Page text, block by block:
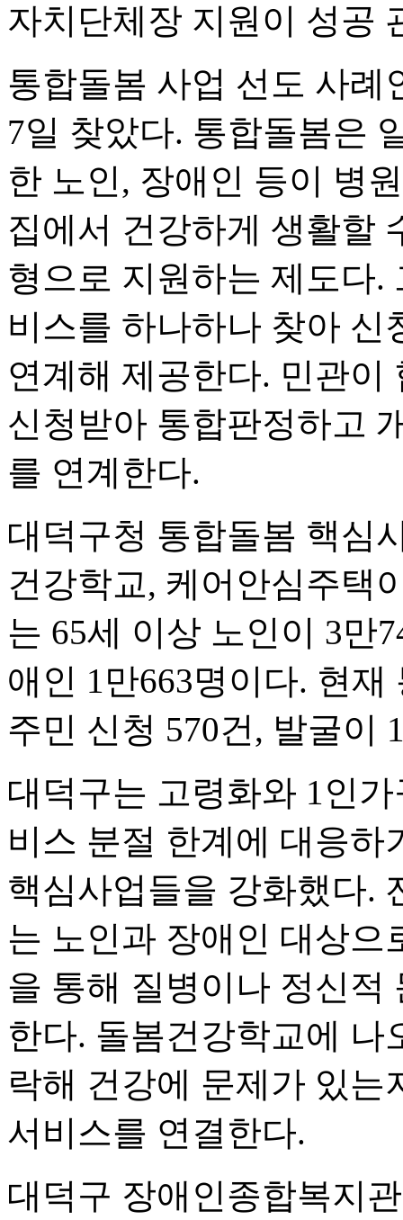
자치단체장 지원이 성공
통합돌봄 사업 선도 사례
7일 찾았다. 통합돌봄은
한 노인, 장애인 등이 병
집에서 건강하게 생활할
형으로 지원하는 제도다.
비스를 하나하나 찾아 신
연계해 제공한다. 민관이
신청받아 통합판정하고
를 연계한다.
대덕구청 통합돌봄 핵심
건강학교, 케어안심주택
는 65세 이상 노인이 3만
애인 1만663명이다. 현
주민 신청 570건, 발굴이
대덕구는 고령화와 1인
비스 분절 한계에 대응하
핵심사업들을 강화했다.
는 노인과 장애인 대상으
을 통해 질병이나 정신적
한다. 돌봄건강학교에 나
락해 건강에 문제가 있는
서비스를 연결한다.
대덕구 장애인종합복지